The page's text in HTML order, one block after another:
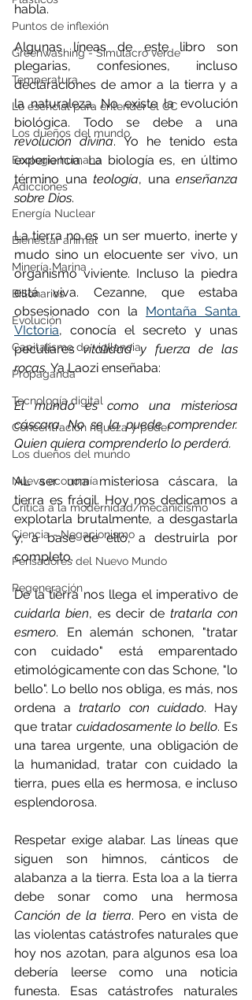
Puntos de inflexión
Greenwashing - Simulacro verde
Temperatura
Lo esencial para entender el CC
Los dueños del mundo
Ecología humana
Adicciones
Energía Nuclear
Bienestar animal
Minería Marina
Billonarios
Evolución
Capitalismo de vigilancia
Propaganda
Tecnología digital
Concentración riqueza y poder
Los dueños del mundo
Nueva economía
Crítica a la modernidad/mecanicismo
Ciencia - Negacionismo
Pensadores del Nuevo Mundo
Regeneración
habla.
Algunas líneas de este libro son
plegarias, confesiones, incluso
declaraciones de amor a la tierra y a
la naturaleza. No existe la evolución
revolución divina. Yo he tenido esta
experiencia. La biología es, en último
término una teología, una enseñanza
sobre Dios.
La tierra no es un ser muerto, inerte y
mudo sino un elocuente ser vivo, un
organismo viviente. Incluso la piedra
está viva. Cezanne, que estaba
obsesionado con la Montaña Santa
VIctoria, conocía el secreto y unas
peculiares vitalidad y fuerza de las
rocas. Ya Laozi enseñaba:
El mundo es como una misteriosa
cáscara. No se la puede comprender.
Quien quiera comprenderlo lo perderá.
AL ser una misteriosa cáscara, la
tierra es frágil. Hoy nos dedicamos a
explotarla brutalmente, a desgastarla
y, a base de ello, a destruirla por
completo.
cuidarla bien, es decir de tratarla con
esmero. En alemán schonen, "tratar
con cuidado" está emparentado
etimológicamente con das Schone, "lo
bello". Lo bello nos obliga, es más, nos
ordena a tratarlo con cuidado. Hay
que tratar cuidadosamente lo bello. Es
una tarea urgente, una obligación de
la humanidad, tratar con cuidado la
tierra, pues ella es hermosa, e incluso
esplendorosa.
Respetar exige alabar. Las líneas que
siguen son himnos, cánticos de
alabanza a la tierra. Esta loa a la tierra
Canción de la tierra. Pero en vista de
las violentas catástrofes naturales que
hoy nos azotan, para algunos esa loa
debería leerse como una noticia
funesta. Esas catástrofes naturales